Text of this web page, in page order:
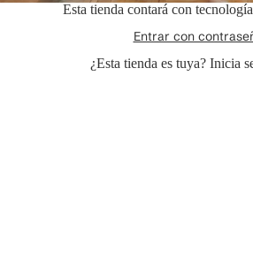
Esta tienda contará con
Entrar con
¿Esta tienda es tuya? Inicia